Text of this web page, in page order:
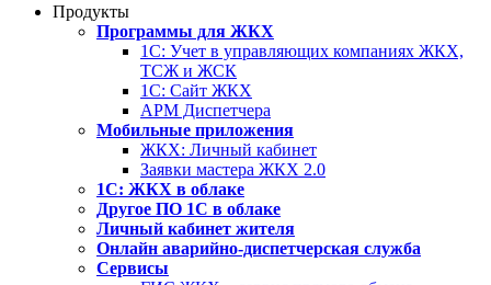
Продукты
Программы для ЖКХ
1С: Учет в управляющих компаниях ЖКХ,
ТСЖ и ЖСК
1С: Сайт ЖКХ
АРМ Диспетчера
Мобильные приложения
ЖКХ: Личный кабинет
Заявки мастера ЖКХ 2.0
1С: ЖКХ в облаке
Другое ПО 1С в облаке
Личный кабинет жителя
Онлайн аварийно-диспетчерская служба
Сервисы